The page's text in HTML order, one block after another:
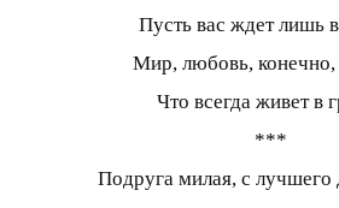
Пусть вас ждет лишь
Мир, любовь, конечно,
Что всегда живет в
***
Подруга милая, с лучшего